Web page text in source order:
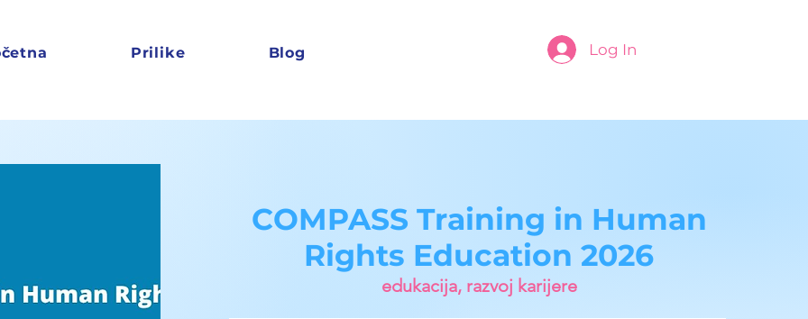
Prilike Blog Log In
COMPASS Training in Human
Rights Education 2026
edukacija, razvoj karijere